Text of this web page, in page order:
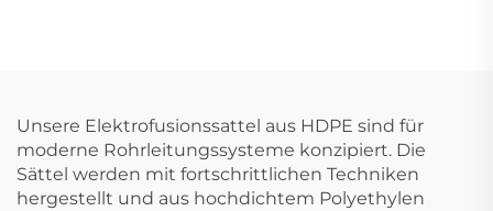
Unsere Elektrofusionssattel aus HDPE sind für
moderne Rohrleitungssysteme konzipiert. Die
Sättel werden mit fortschrittlichen Techniken
hergestellt und aus hochdichtem Polyethylen